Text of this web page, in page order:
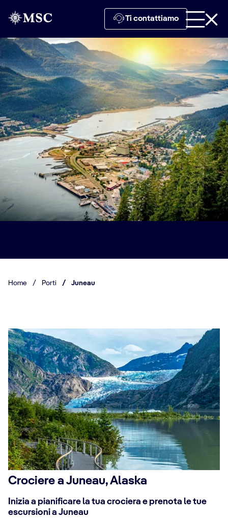
Ti contattiamo
Home / Porti / Juneau
Crociere a Juneau, Alaska
Inizia a pianificare la tua crociera e prenota le tue
escursioni a Juneau